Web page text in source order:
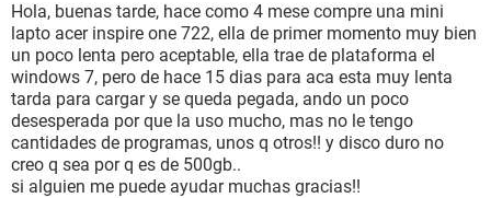
Hola, buenas tarde, hace como 4 mese compre una mini
lapto acer inspire one 722, ella de primer momento muy bien
un poco lenta pero aceptable, ella trae de plataforma el
windows 7, pero de hace 15 dias para aca esta muy lenta
tarda para cargar y se queda pegada, ando un poco
desesperada por que la uso mucho, mas no le tengo
cantidades de programas, unos q otros!! y disco duro no
creo q sea por q es de 500gb..
si alguien me puede ayudar muchas gracias!!